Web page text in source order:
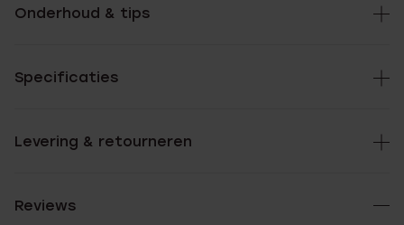
Onderhoud & tips
Specificaties
Levering & retourneren
Reviews